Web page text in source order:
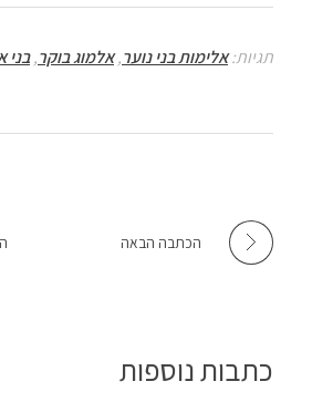
o
o
k
er
sA
p
p
תגיות:אלימות בני נוער,אלמוג בוקר,בני
הכתבה הבאה
כתבות נוספות